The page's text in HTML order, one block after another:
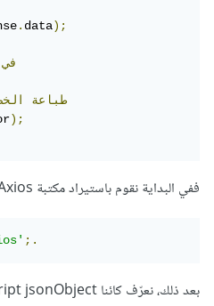
.data);
في
طباعة
);
ففي البداية نقوم باستيراد مكتبة Axios باستخدام:
;.